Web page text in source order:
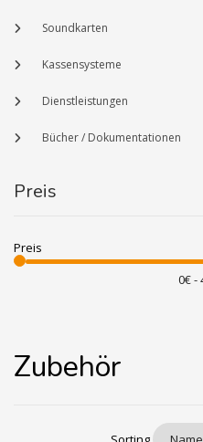
Soundkarten
Kassensysteme
Dienstleistungen
Bücher / Dokumentationen
Preis
Preis
Zubehör